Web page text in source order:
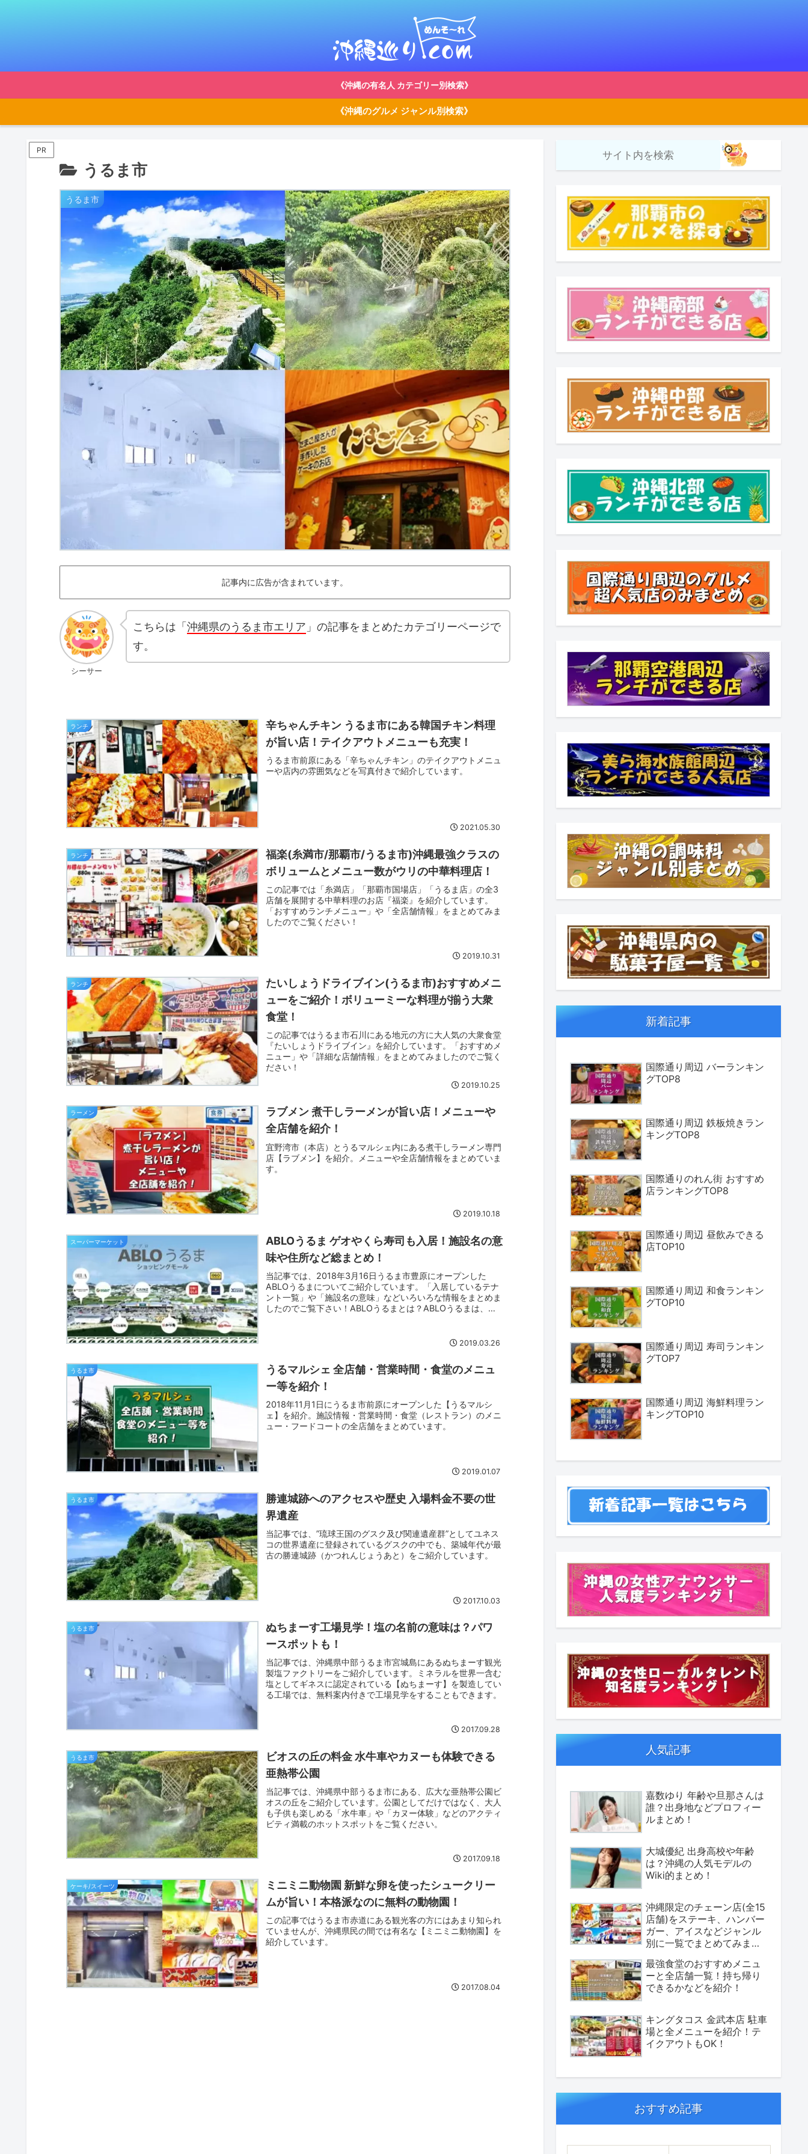
《沖縄の有名人 カテゴリー別検索》
《沖縄のグルメ ジャンル別検索》
PR
うるま市
うるま市
記事内に広告が含まれています。
シーサー
こちらは「沖縄県のうるま市エリア 」の記事をまとめたカテゴリーページで
す。
ランチ
辛ちゃんチキン うるま市にある韓国チキン料理
が旨い店！テイクアウトメニューも充実！
うるま市前原にある「辛ちゃんチキン」のテイクアウトメニュ
ーや店内の雰囲気などを写真付きで紹介しています。
2021.05.30
ランチ
福楽(糸満市/那覇市/うるま市)沖縄最強クラスの
ボリュームとメニュー数がウリの中華料理店！
この記事では「糸満店」「那覇市国場店」「うるま店」の全3
店舗を展開する中華料理のお店『福楽』を紹介しています。
「おすすめランチメニュー」や「全店舗情報」をまとめてみま
したのでご覧ください！
2019.10.31
ランチ
たいしょうドライブイン(うるま市)おすすめメニ
ューをご紹介！ボリューミーな料理が揃う大衆
食堂！
この記事ではうるま市石川にある地元の方に大人気の大衆食堂
『たいしょうドライブイン』を紹介しています。「おすすめメ
ニュー」や「詳細な店舗情報」をまとめてみましたのでご覧く
ださい！
2019.10.25
ラーメン
ラブメン 煮干しラーメンが旨い店！メニューや
全店舗を紹介！
宜野湾市（本店）とうるマルシェ内にある煮干しラーメン専門
店【ラブメン】を紹介。メニューや全店舗情報をまとめていま
す。
2019.10.18
スーパーマーケット
ABLOうるま ゲオやくら寿司も入居！施設名の意
味や住所など総まとめ！
当記事では、2018年3月16日うるま市豊原にオープンした
ABLOうるまについてご紹介しています。「入居しているテナ
ント一覧」や「施設名の意味」などいろいろな情報をまとめま
したのでご覧下さい！ABLOうるまとは？ABLOうるまは、
2019.03.26
うるま市
うるマルシェ 全店舗・営業時間・食堂のメニュ
ー等を紹介！
2018年11月1日にうるま市前原にオープンした【うるマルシ
ェ】を紹介。施設情報・営業時間・食堂（レストラン）のメニ
ュー・フードコートの全店舗をまとめています。
2019.01.07
うるま市
勝連城跡へのアクセスや歴史 入場料金不要の世
界遺産
当記事では、”琉球王国のグスク及び関連遺産群”としてユネス
コの世界遺産に登録されているグスクの中でも、築城年代が最
古の勝連城跡（かつれんじょうあと）をご紹介しています。
2017.10.03
うるま市
ぬちまーす工場見学！塩の名前の意味は？パワ
ースポットも！
当記事では、沖縄県中部うるま市宮城島にあるぬちまーす観光
製塩ファクトリーをご紹介しています。ミネラルを世界一含む
塩としてギネスに認定されている【ぬちまーす】を製造してい
る工場では、無料案内付きで工場見学をすることもできます。
2017.09.28
うるま市
ビオスの丘の料金 水牛車やカヌーも体験できる
亜熱帯公園
当記事では、沖縄県中部うるま市にある、広大な亜熱帯公園ビ
オスの丘をご紹介しています。公園としてだけではなく、大人
も子供も楽しめる「水牛車」や「カヌー体験」などのアクティ
ビティ満載のホットスポットをご覧ください。
2017.09.18
ケーキ/スイーツ
ミニミニ動物園 新鮮な卵を使ったシュークリー
ムが旨い！本格派なのに無料の動物園！
この記事ではうるま市赤道にある観光客の方にはあまり知られ
ていませんが、沖縄県民の間では有名な【ミニミニ動物園】を
紹介しています。
2017.08.04
新着記事
国際通り周辺 バーランキン
グTOP8
国際通り周辺 鉄板焼きラン
キングTOP8
国際通りのれん街 おすすめ
店ランキングTOP8
国際通り周辺 昼飲みできる
店TOP10
国際通り周辺 和食ランキン
グTOP10
国際通り周辺 寿司ランキン
グTOP7
国際通り周辺 海鮮料理ラン
キングTOP10
人気記事
嘉数ゆり 年齢や旦那さんは
誰？出身地などプロフィー
ルまとめ！
大城優紀 出身高校や年齢
は？沖縄の人気モデルの
Wiki的まとめ！
沖縄限定のチェーン店(全15
店舗)をステーキ、ハンバー
ガー、アイスなどジャンル
別に一覧でまとめてみまし
最強食堂のおすすめメニュ
ーと全店舗一覧！持ち帰り
できるかなどを紹介！
キングタコス 金武本店 駐車
場と全メニューを紹介！テ
イクアウトもOK！
おすすめ記事